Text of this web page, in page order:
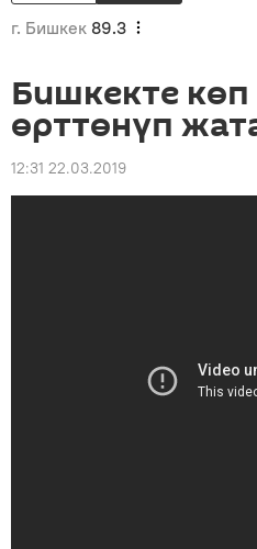
г. Бишкек 89.3
Бишкекте көп
өрттөнүп
12:31 22.03.2019